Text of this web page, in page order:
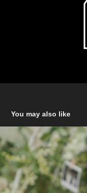
You may also like